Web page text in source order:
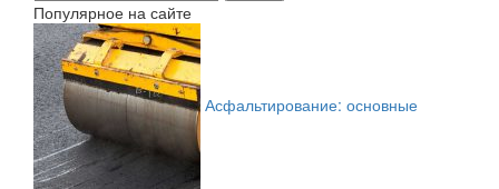
Популярное на сайте
Асфальтирование: основные